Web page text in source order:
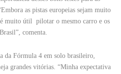
as pistas europeias sejam muito
muito útil pilotar o mesmo carro e os
comenta.
da Fórmula 4 em solo brasileiro,
grandes vitórias. “Minha expectativa